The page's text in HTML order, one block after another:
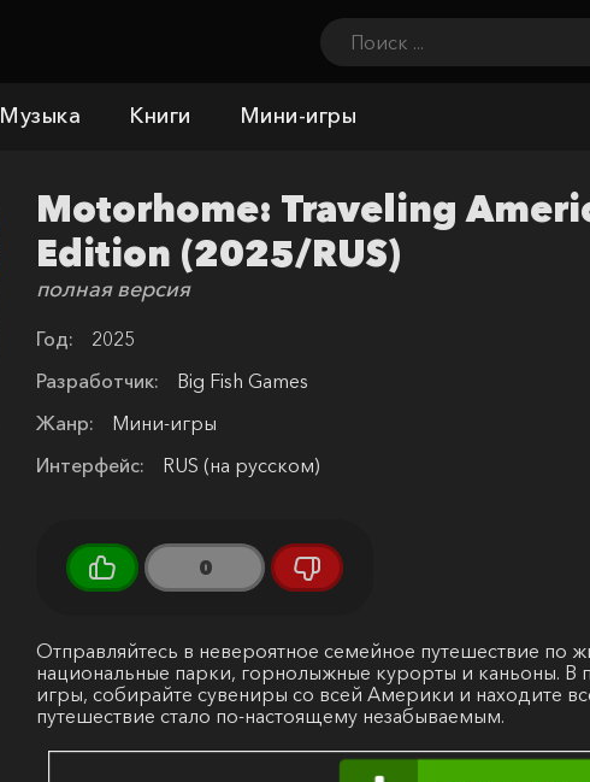
Музыка Книги Мини-игры
Motorhome: Traveling
Edition (2025/RUS)
полная версия
Год:
2025
Разработчик:
Big Fish Games
Жанр:
Мини-игры
Интерфейс:
RUS (на русском)
0
Отправляйтесь в невероятное семейное путешествие
национальные парки, горнолыжные курорты и каньоны. В
игры, собирайте сувениры со всей Америки и находите
путешествие стало по-настоящему незабываемым.